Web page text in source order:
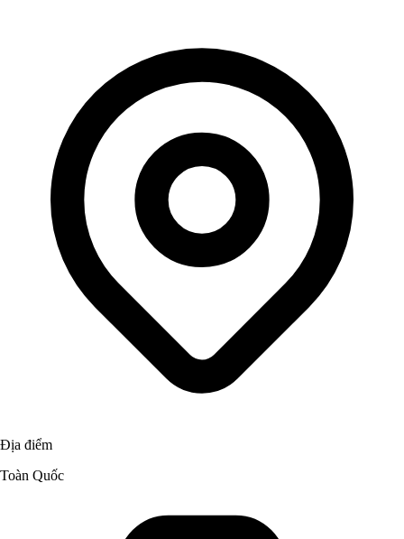
Địa điểm
Toàn Quốc